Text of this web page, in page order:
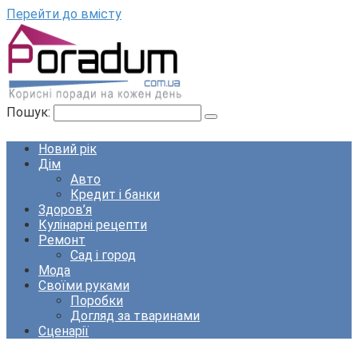
Перейти до вмісту
Пошук:
Новий рік
Дім
Авто
Кредит і банки
Здоров’я
Кулінарні рецепти
Ремонт
Сад і город
Мода
Своїми руками
Поробки
Догляд за тваринами
Сценарії